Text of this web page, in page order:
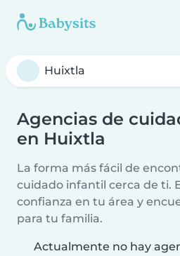
Agencias de
en Huixtla
La forma más fácil de
cuidado infantil cerca de ti.
confianza en tu área y
para tu familia.
Actualmente no hay